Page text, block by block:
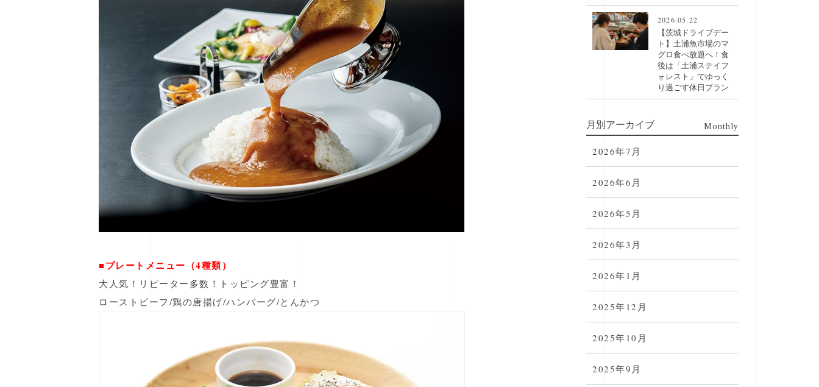
■プレートメニュー（4種類）
大人気！リピーター多数！トッピング豊富！
ローストビーフ/鶏の唐揚げ/ハンバーグ/とんかつ
2026.05.22
【茨城ドライブデー
ト】土浦魚市場のマ
グロ食べ放題へ！食
後は「土浦ステイフ
ォレスト」でゆっく
り過ごす休日プラン
月別アーカイブ Monthly
2026年7月
2026年6月
2026年5月
2026年3月
2026年1月
2025年12月
2025年10月
2025年9月